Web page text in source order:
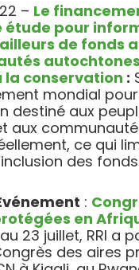
– Le
étude pour
de fonds
la conservation :
mondial
destiné aux
aux
ce qui
des fonds
:
en
au 23 juillet, RRI a
des aires